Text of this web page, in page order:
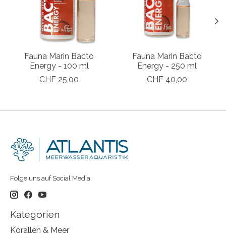
Fauna Marin Bacto
Energy - 100 ml
CHF 25,00
Fauna Marin Bacto
Energy - 250 ml
CHF 40,00
Folge uns auf Social Media
Kategorien
Korallen & Meer